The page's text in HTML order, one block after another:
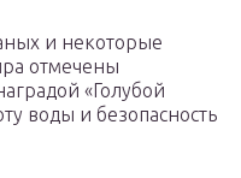
и некоторые
отмечены
«Голубой
воды и безопасность